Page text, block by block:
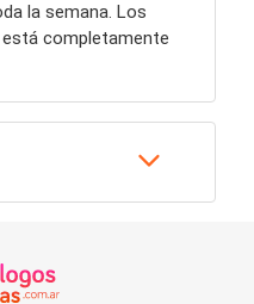
la semana. Los
completamente